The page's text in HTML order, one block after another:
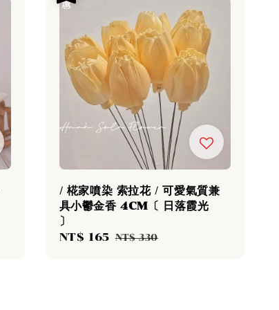
/ 椛家噴染 索拉花 / 可愛氣質兼
具小鬱金香 4CM〔 日落霞光
〕
Sale
NT$ 165 Regular
NT$ 330